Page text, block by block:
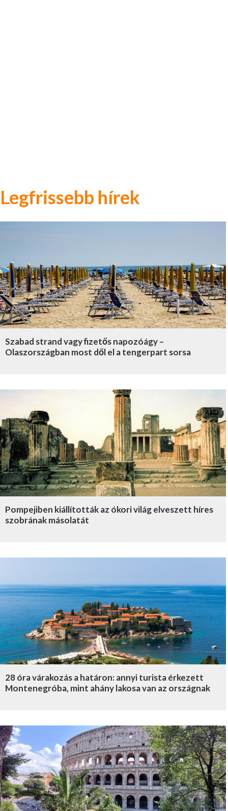
Legfrissebb hírek
Szabad strand vagy fizetős napozóágy –
Olaszországban most dől el a tengerpart sorsa
Pompejiben kiállították az ókori világ elveszett híres
szobrának másolatát
28 óra várakozás a határon: annyi turista érkezett
Montenegróba, mint ahány lakosa van az országnak